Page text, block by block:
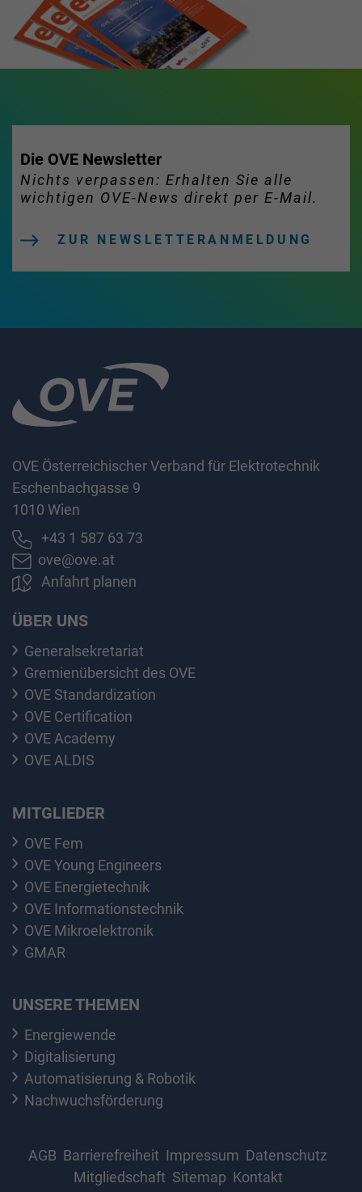
Die OVE Newsletter
Nichts verpassen: Erhalten Sie alle
wichtigen OVE-News direkt per E-Mail.
ZUR NEWSLETTERANMELDUNG
OVE Österreichischer Verband für Elektrotechnik
Eschenbachgasse 9
1010 Wien
+43 1 587 63 73
ove@ove.at
Anfahrt planen
ÜBER UNS
Generalsekretariat
Gremienübersicht des OVE
OVE Standardization
OVE Certification
OVE Academy
OVE ALDIS
MITGLIEDER
OVE Fem
OVE Young Engineers
OVE Energietechnik
OVE Informationstechnik
OVE Mikroelektronik
GMAR
UNSERE THEMEN
Energiewende
Digitalisierung
Automatisierung & Robotik
Nachwuchsförderung
AGB Barrierefreiheit Impressum Datenschutz
Mitgliedschaft Sitemap Kontakt